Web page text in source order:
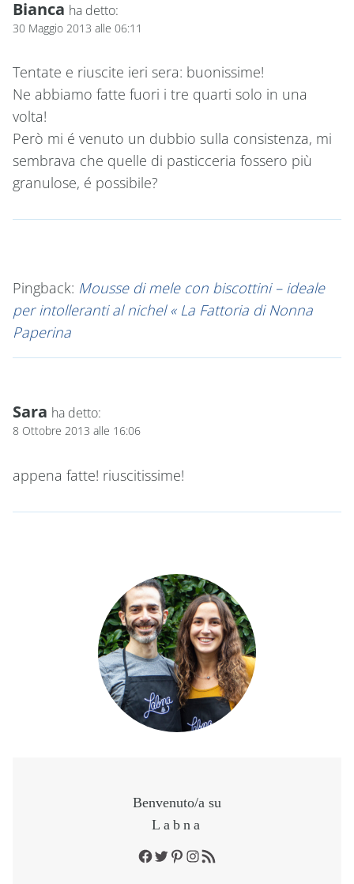
Bianca ha detto:
30 Maggio 2013 alle 06:11
Tentate e riuscite ieri sera: buonissime!
Ne abbiamo fatte fuori i tre quarti solo in una
volta!
Però mi é venuto un dubbio sulla consistenza, mi
sembrava che quelle di pasticceria fossero più
granulose, é possibile?
Pingback: Mousse di mele con biscottini – ideale
per intolleranti al nichel « La Fattoria di Nonna
Paperina
Sara ha detto:
8 Ottobre 2013 alle 16:06
appena fatte! riuscitissime!
Benvenuto/a su
Labna
Facebook
TwitterPinterest
Instagram
RSS Feed